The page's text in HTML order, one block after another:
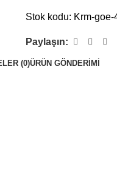
Stok kodu: Krm-goe-
Paylaşın:
(0)ÜRÜN GÖNDERIMI